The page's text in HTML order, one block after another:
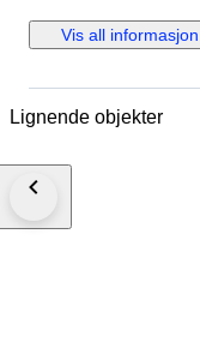
francese: 61.5
regalo con spedizione
Oggetto lavorato a mano
assicurativa completa in
Vis all informasjon
Lignende objekter